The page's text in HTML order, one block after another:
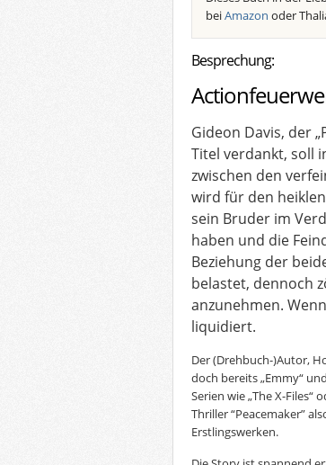
beiAmazon oder
Besprechung:
Gideon Davis, der
Titel verdankt, soll
zwischen den
wird für den
sein Bruder im
haben und die
Beziehung der
belastet, dennoch
anzunehmen.
liquidiert.
Der (Drehbuch-)Autor,
doch bereits „Emmy“
Serien wie „The X-Files“
Thriller “Peacemaker”
Erstlingswerken.